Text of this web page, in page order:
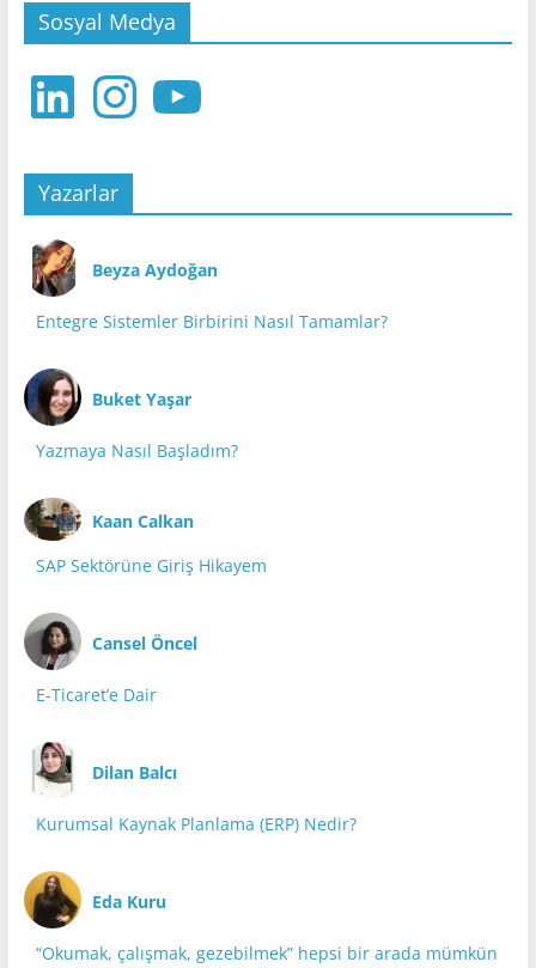
Sosyal Medya
LinkedIn InstagramYouTube
Yazarlar
Beyza Aydoğan
Entegre Sistemler Birbirini Nasıl Tamamlar?
Buket Yaşar
Yazmaya Nasıl Başladım?
Kaan Calkan
SAP Sektörüne Giriş Hikayem
Cansel Öncel
E-Ticaret’e Dair
Dilan Balcı
Kurumsal Kaynak Planlama (ERP) Nedir?
Eda Kuru
“Okumak, çalışmak, gezebilmek” hepsi bir arada mümkün